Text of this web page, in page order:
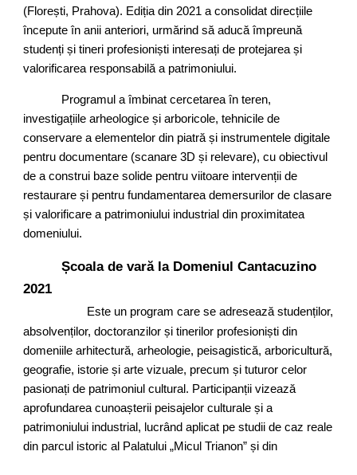
(Florești, Prahova). Ediția din 2021 a consolidat direcțiile
începute în anii anteriori, urmărind să aducă împreună
studenți și tineri profesioniști interesați de protejarea și
valorificarea responsabilă a patrimoniului.
Programul a îmbinat cercetarea în teren,
investigațiile arheologice și arboricole, tehnicile de
conservare a elementelor din piatră și instrumentele digitale
pentru documentare (scanare 3D și relevare), cu obiectivul
de a construi baze solide pentru viitoare intervenții de
restaurare și pentru fundamentarea demersurilor de clasare
și valorificare a patrimoniului industrial din proximitatea
domeniului.
Școala de vară la Domeniul Cantacuzino
2021
Este un program care se adresează studenților,
absolvenților, doctoranzilor și tinerilor profesioniști din
domeniile arhitectură, arheologie, peisagistică, arboricultură,
geografie, istorie și arte vizuale, precum și tuturor celor
pasionați de patrimoniul cultural. Participanții vizează
aprofundarea cunoașterii peisajelor culturale și a
patrimoniului industrial, lucrând aplicat pe studii de caz reale
din parcul istoric al Palatului „Micul Trianon” și din